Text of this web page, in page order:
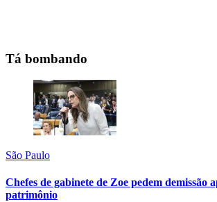
Tá bombando
São Paulo
Chefes de gabinete de Zoe pedem demissão
patrimônio